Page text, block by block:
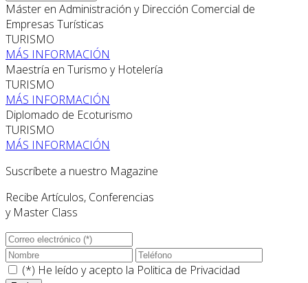
Máster en Administración y Dirección Comercial de
Empresas Turísticas
TURISMO
MÁS INFORMACIÓN
Maestría en Turismo y Hotelería
TURISMO
MÁS INFORMACIÓN
Diplomado de Ecoturismo
TURISMO
MÁS INFORMACIÓN
Suscríbete a nuestro Magazine
Recibe Artículos, Conferencias
y Master Class
(*) He leído y acepto la Politica de Privacidad